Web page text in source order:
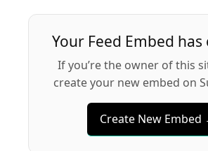
Your Feed Embed
If you’re the owner of this
create your new embed on
Create New Embed